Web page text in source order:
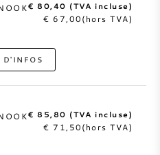
€ 80,40 (TVA incluse)
€ 67,00(hors TVA)
D'INFOS
€ 85,80 (TVA incluse)
€ 71,50(hors TVA)